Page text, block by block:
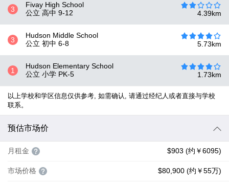
3
Fivay High School
公立 高中 9-12 4.39km
3
Hudson Middle School
公立 初中 6-8 5.73km
1
Hudson Elementary School
公立 小学 PK-5 1.73km
以上学校和学区信息仅供参考, 如需确认, 请通过经纪人或者直接与学校
联系。
预估市场价
月租金 $903 (约￥6095)
市场价格 $80,900 (约￥55万)